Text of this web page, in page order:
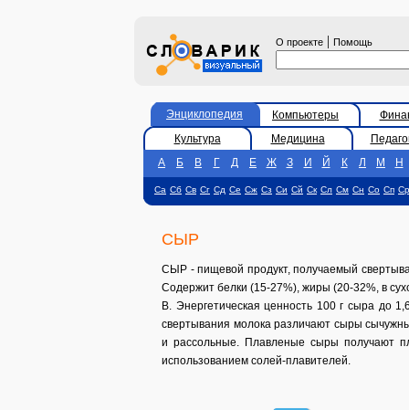
О проекте | Помощь
Энциклопедия Компьютеры
Культура
Медицина
А
Б В Г Д Е Ж З И Й К Л М Н
Са Сб Св Сг Сд Се Сж Сз Си Сй Ск Сл См Сн Со Сп Ср
СЫР
СЫР - пищевой продукт, получаемый
Содержит белки (15-27%), жиры (20-32%, в
В. Энергетическая ценность 100 г сыра до
свертывания молока различают сыры
и рассольные. Плавленые сыры получают
использованием солей-плавителей.